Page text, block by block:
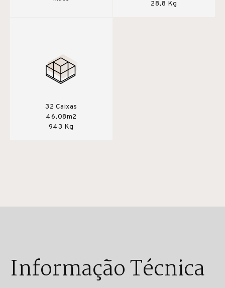
28,8 Kg
32 Caixas
46,08m2
943 Kg
Informação Técnica